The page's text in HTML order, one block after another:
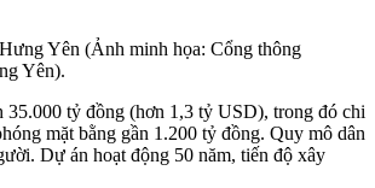
Yên (Ảnh minh họa: Cổng thông
Yên).
35.000 tỷ đồng (hơn 1,3 tỷ USD), trong đó chi
mặt bằng gần 1.200 tỷ đồng. Quy mô dân
Dự án hoạt động 50 năm, tiến độ xây